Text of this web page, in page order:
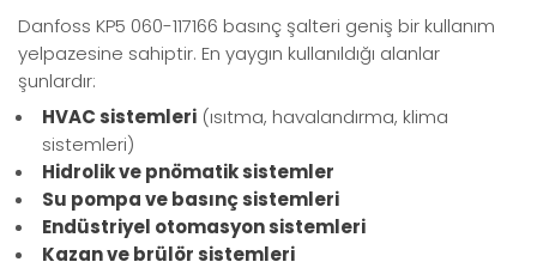
Danfoss KP5 060-117166 basınç şalteri geniş bir kullanım
yelpazesine sahiptir. En yaygın kullanıldığı alanlar
şunlardır:
HVAC sistemleri (ısıtma, havalandırma, klima
sistemleri)
Hidrolik ve pnömatik sistemler
Su pompa ve basınç sistemleri
Endüstriyel otomasyon sistemleri
Kazan ve brülör sistemleri